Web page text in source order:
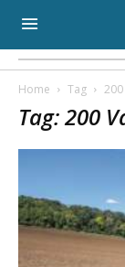
Home Tag
Tag: 200